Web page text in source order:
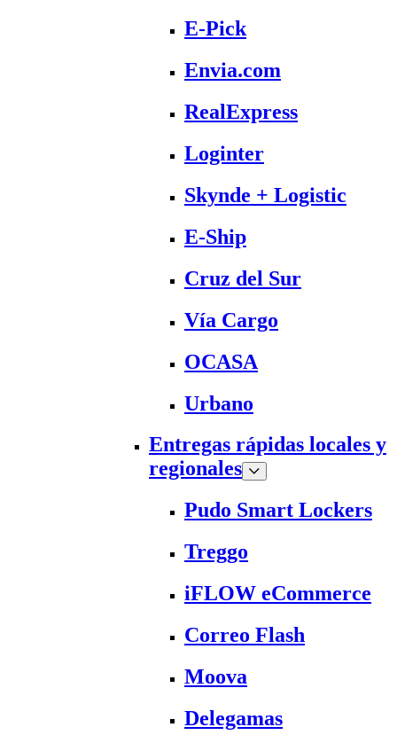
E-Pick
Envia.com
RealExpress
Loginter
Skynde + Logistic
E-Ship
Cruz del Sur
Vía Cargo
OCASA
Urbano
Entregas rápidas locales y
regionales
Pudo Smart Lockers
Treggo
iFLOW eCommerce
Correo Flash
Moova
Delegamas